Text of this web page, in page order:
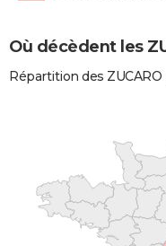
Où décèdent les
Répartition des